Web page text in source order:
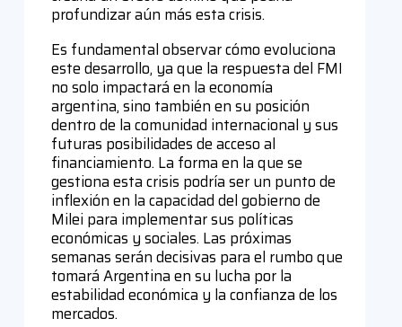
profundizar aún más esta crisis.
Es fundamental observar cómo evoluciona
este desarrollo, ya que la respuesta del FMI
no solo impactará en la economía
argentina, sino también en su posición
dentro de la comunidad internacional y sus
futuras posibilidades de acceso al
financiamiento. La forma en la que se
gestiona esta crisis podría ser un punto de
inflexión en la capacidad del gobierno de
Milei para implementar sus políticas
económicas y sociales. Las próximas
semanas serán decisivas para el rumbo que
tomará Argentina en su lucha por la
estabilidad económica y la confianza de los
mercados.